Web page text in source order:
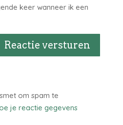
keer wanneer ik een
Reactie versturen
om spam te
je reactie gegevens